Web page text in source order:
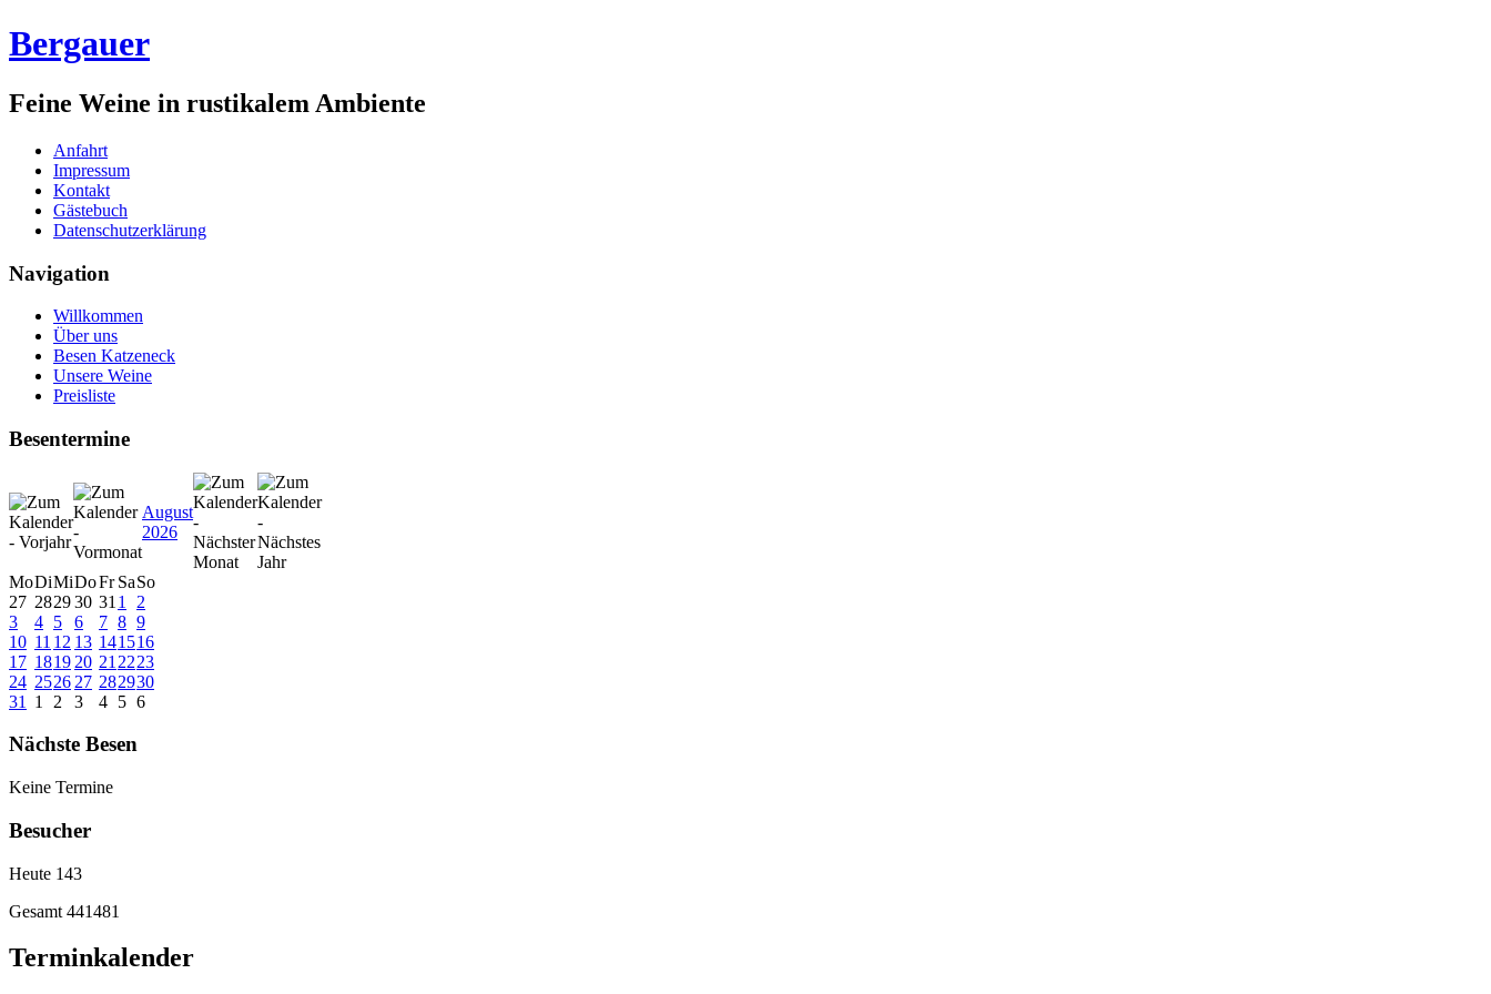
Bergauer
Feine Weine in rustikalem Ambiente
Anfahrt
Impressum
Kontakt
Gästebuch
Datenschutzerklärung
Navigation
Willkommen
Über uns
Besen Katzeneck
Unsere Weine
Preisliste
Besentermine
August
2026
MoDiMiDoFr SaSo
27 282930 31 1
2
3
4 5 6 7 8 9
10 11 12 13 141516
17 1819 20 21 2223
24 2526 27 282930
31
1 2 3 4 5 6
Nächste Besen
Keine Termine
Besucher
Heute 143
Gesamt 441481
Terminkalender